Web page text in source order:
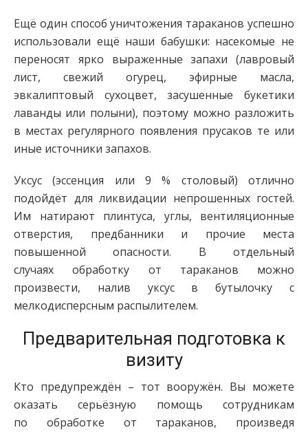
Ещё один способ уничтожения тараканов успешно
использовали ещё наши бабушки: насекомые не
переносят ярко выраженные запахи (лавровый
лист, свежий огурец, эфирные масла,
эвкалиптовый сухоцвет, засушенные букетики
лаванды или полыни), поэтому можно разложить
в местах регулярного появления прусаков те или
иные источники запахов.
Уксус (эссенция или 9 % столовый) отлично
подойдёт для ликвидации непрошенных гостей.
Им натирают плинтуса, углы, вентиляционные
отверстия, предбанники и прочие места
повышенной опасности. В отдельный
случаях обработку от тараканов можно
произвести, налив уксус в бутылочку с
мелкодисперсным распылителем.
Предварительная подготовка к
визиту
Кто предупреждён – тот вооружён. Вы можете
оказать серьёзную помощь сотрудникам
по обработке от тараканов, произведя